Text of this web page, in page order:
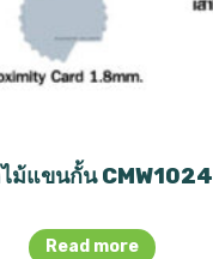
ม้แขนกั้น CMW1024
Read more